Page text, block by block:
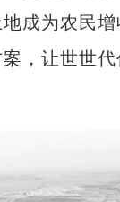
成为农民增
让世世代